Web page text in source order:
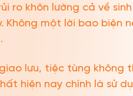
ro khôn lường cả về
Không một lời bao biện
.
lưu, tiệc tùng
hiện nay chính là sử